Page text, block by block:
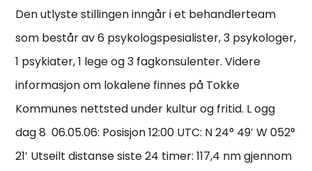
Den utlyste stillingen inngår i et behandlerteam
som består av 6 psykologspesialister, 3 psykologer,
1 psykiater, 1 lege og 3 fagkonsulenter. Videre
informasjon om lokalene finnes på Tokke
Kommunes nettsted under kultur og fritid. L ogg
dag 8  06.05.06: Posisjon 12:00 UTC: N 24° 49′ W 052°
21′ Utseilt distanse siste 24 timer: 117,4 nm gjennom